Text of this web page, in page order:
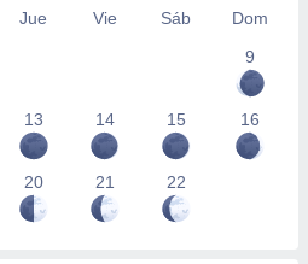
Jue Vie Sáb
Dom
9
13 14 15 16
20 21 22